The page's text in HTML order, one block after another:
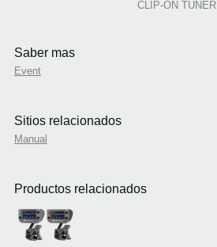
CLIP-ON TUNER
Saber mas
Event
Sitios relacionados
Manual
Productos relacionados